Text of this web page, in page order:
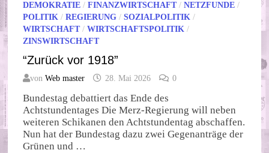
DEMOKRATIE /FINANZWIRTSCHAFT/NETZFUNDE /
POLITIK /REGIERUNG /SOZIALPOLITIK /
WIRTSCHAFT/WIRTSCHAFTSPOLITIK /
ZINSWIRTSCHAFT
“Zurück vor 1918”
vonWeb master 28. Mai 2026 0
Bundestag debattiert das Ende des
Achtstundentages Die Merz-Regierung will neben
weiteren Schikanen den Achtstundentag abschaffen.
Nun hat der Bundestag dazu zwei Gegenanträge der
Grünen und …